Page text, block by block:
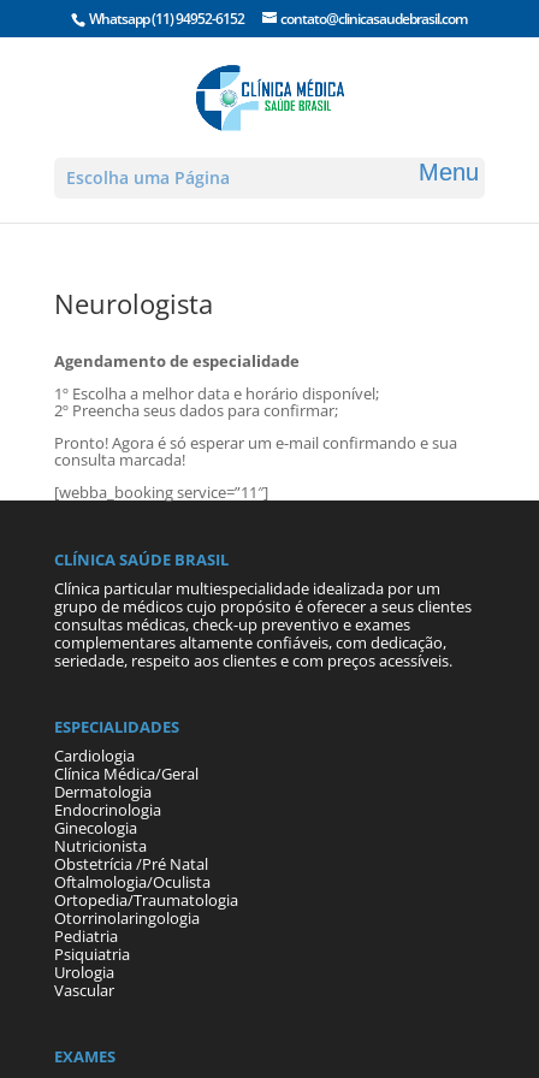
Whatsapp(11) 94952-6152 contato@clinicasaudebrasil.com
Escolha uma Página
Neurologista
Agendamento de especialidade
1º Escolha a melhor data e horário disponível;
2º Preencha seus dados para confirmar;
Pronto! Agora é só esperar um e-mail confirmando e sua
consulta marcada!
[webba_booking service=”11″]
CLÍNICA SAÚDE BRASIL
Clínica particular multiespecialidade idealizada por um
grupo de médicos cujo propósito é oferecer a seus clientes
consultas médicas, check-up preventivo e exames
complementares altamente confiáveis, com dedicação,
seriedade, respeito aos clientes e com preços acessíveis.
ESPECIALIDADES
Cardiologia
Clínica Médica/Geral
Dermatologia
Endocrinologia
Ginecologia
Nutricionista
Obstetrícia /Pré Natal
Oftalmologia/Oculista
Ortopedia/Traumatologia
Otorrinolaringologia
Pediatria
Psiquiatria
Urologia
Vascular
EXAMES